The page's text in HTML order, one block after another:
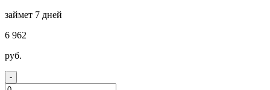
займет 7 дней
6 962
руб.
-